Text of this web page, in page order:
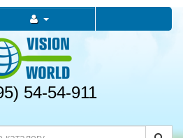
54-54-911